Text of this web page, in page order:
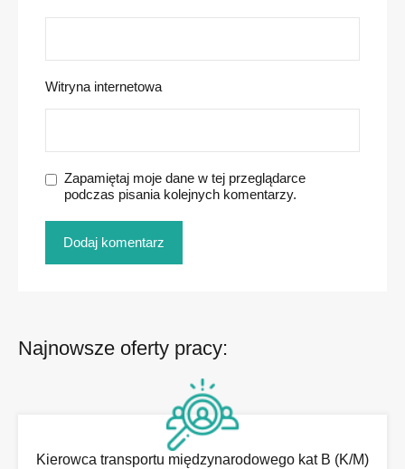
Witryna internetowa
Zapamiętaj moje dane w tej przeglądarce
podczas pisania kolejnych komentarzy.
Najnowsze oferty pracy:
Kierowca transportu międzynarodowego kat B (K/M)